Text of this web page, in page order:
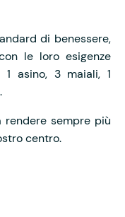
di benessere,
le loro esigenze
1 asino, 3 maiali, 1
sempre più
centro.